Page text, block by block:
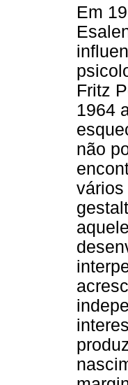
Em
Fritz
1964
não
vários